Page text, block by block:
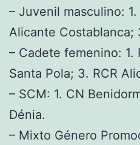
– Juvenil masculino:
Alicante Costablanca;
– Cadete femenino: 1.
Santa Pola; 3. RCR
– SCM: 1. CN
Dénia.
– Mixto Género